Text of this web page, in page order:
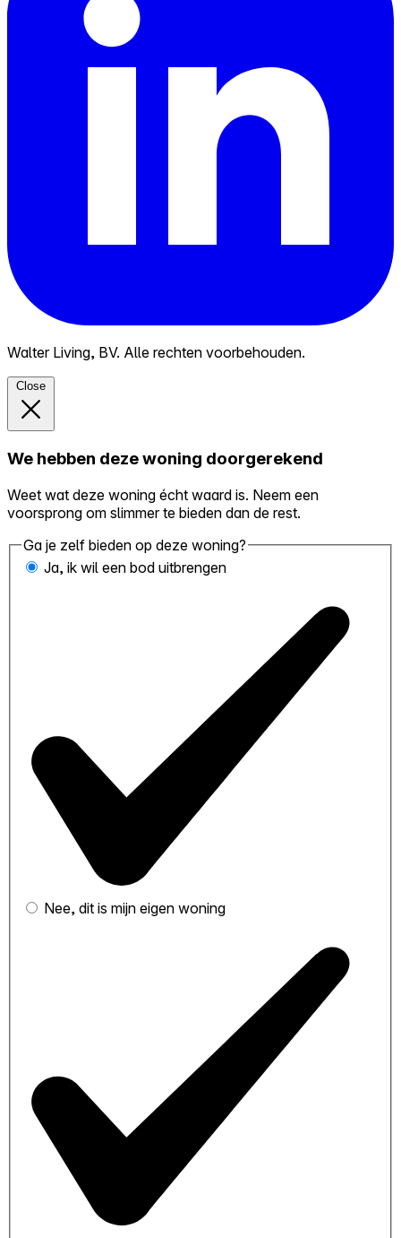
Walter Living, BV. Alle rechten voorbehouden.
Close
We hebben deze woning doorgerekend
Weet wat deze woning écht waard is. Neem een
voorsprong om slimmer te bieden dan de rest.
Ga je zelf bieden op deze woning?
Ja, ik wil een bod uitbrengen
Nee, dit is mijn eigen woning